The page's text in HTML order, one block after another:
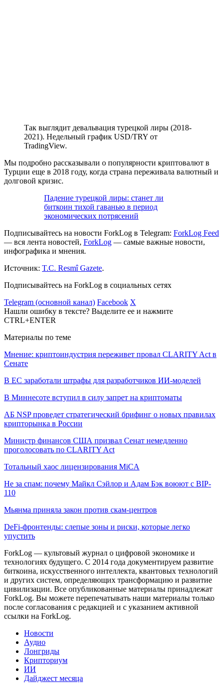
Так выглядит девальвация турецкой лиры (2018-
2021). Недельный график USD/TRY от
TradingView.
Мы подробно рассказывали о популярности криптовалют в
Турции еще в 2018 году, когда страна переживала валютный и
долговой кризис.
Падение турецкой лиры: станет ли
биткоин тихой гаванью в период
экономических потрясений
Подписывайтесь на новости ForkLog в Telegram: ForkLog Feed
— вся лента новостей, ForkLog — самые важные новости,
инфографика и мнения.
Источник: T.C. Resmî Gazete.
Подписывайтесь на ForkLog в социальных сетях
Telegram (основной канал) Facebook X
Нашли ошибку в тексте? Выделите ее и нажмите
CTRL+ENTER
Материалы по теме
Мнение: криптоиндустрия переживет провал CLARITY Act в
Сенате
В ЕС заработали штрафы для разработчиков ИИ-моделей
В Миннесоте вступил в силу запрет на криптоматы
АБ NSP проведет стратегический брифинг о новых правилах
крипторынка в России
Министр финансов США призвал Сенат немедленно
проголосовать по CLARITY Act
Тотальный хаос лицензирования MiCA
Не за спам: почему Майкл Сэйлор и Адам Бэк воюют с BIP-
110
Мьянма приняла закон против скам-центров
DeFi-фронтенды: слепые зоны и риски, которые легко
упустить
ForkLog — культовый журнал о цифровой экономике и
технологиях будущего. С 2014 года документируем развитие
биткоина, искусственного интеллекта, квантовых технологий
и других систем, определяющих трансформацию и развитие
цивилизации. Все опубликованные материалы принадлежат
ForkLog. Вы можете перепечатывать наши материалы только
после согласования с редакцией и с указанием активной
ссылки на ForkLog.
Новости
Аудио
Лонгриды
Крипториум
ИИ
Дайджест месяца